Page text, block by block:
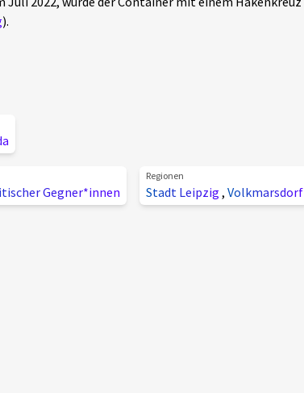
).
Gegner*innen
Regionen
Stadt Leipzig , Volkmarsdorf